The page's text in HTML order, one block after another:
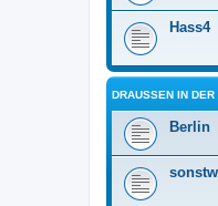
Hass4
DRAUSSEN IN DER
Berlin